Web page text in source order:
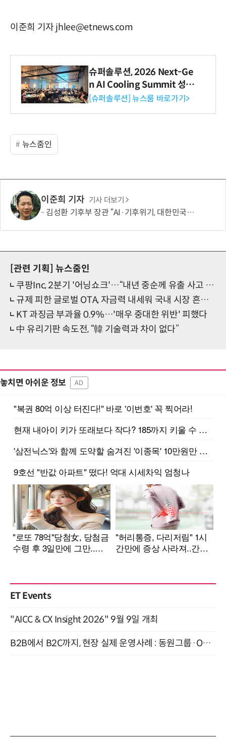
이준희 기자 jhlee@etnews.com
슈퍼솔루션, 2026 Next-Ge
n AI Cooling Summit 성황
리 성료
[슈퍼솔루션] 뉴스룸 바로가기>
뉴스줌인
이준희 기자 기사 더보기
김성환 기후부 장관 “AI·기후위기, 대한민국이 함께 해결할 첫 국가 될 것”
[관련 기획] 뉴스줌인
쿠팡Inc, 2분기 '어닝쇼크'…“내년 중순께 유출 사고 전 수준 회복”
규제 피한 글로벌 OTA, 자금력 내세워 국내 시장 흔든다
KT 과징금 부과율 0.9%…'매우 중대한 위반' 피했다
中 유리기판 속도전, “韓 기술력과 차이 없다”
놓치면 아쉬운 정보 AD
ET Events
"AICC & CX Insight 2026" 9월 9일 개최
B2B에서 B2C까지, 현장 실제 운영사례 : 동원그룹·OCI·다이닝브랜즈그룹·당근 (8/27)